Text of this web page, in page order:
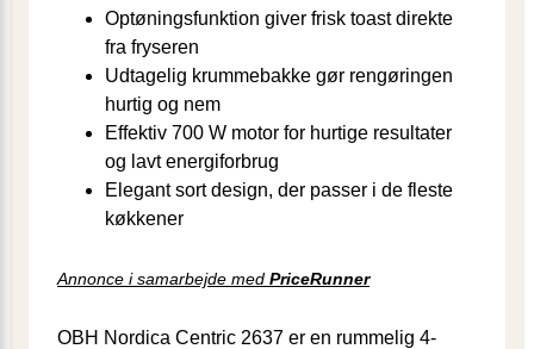
Optøningsfunktion giver frisk toast direkte
fra fryseren
Udtagelig krummebakke gør rengøringen
hurtig og nem
Effektiv 700 W motor for hurtige resultater
og lavt energiforbrug
Elegant sort design, der passer i de fleste
køkkener
Annonce i samarbejde med PriceRunner
OBH Nordica Centric 2637 er en rummelig 4-